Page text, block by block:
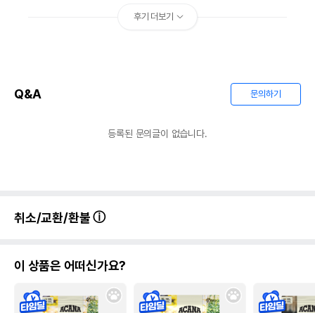
후기 더보기
Q&A 문의하기
등록된 문의글이 없습니다.
취소/교환/환불
이 상품은 어떠신가요?